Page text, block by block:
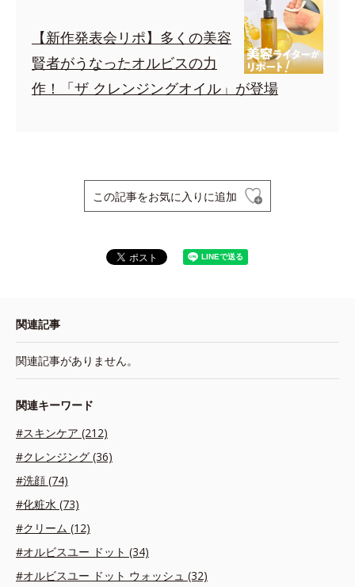
【新作発表会リポ】多くの美容
賢者がうなったオルビスの力
作！「ザ クレンジングオイル」が登場
この記事をお気に入りに追加
関連記事
関連記事がありません。
関連キーワード
#スキンケア (212)
#クレンジング (36)
#洗顔 (74)
#化粧水 (73)
#クリーム (12)
#オルビスユー ドット (34)
#オルビスユー ドット ウォッシュ (32)